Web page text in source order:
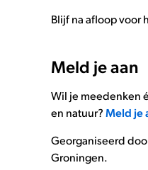
Blijf na afloop voor
Meld je aan
Wil je meedenken
en natuur?Meld je
Georganiseerd
Groningen.